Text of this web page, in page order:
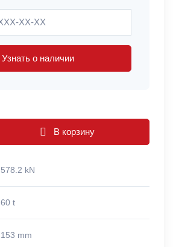
Узнать о наличии
В корзину
578.2 kN
60 t
153 mm